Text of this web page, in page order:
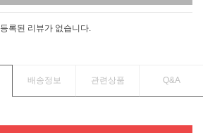
등록된 리뷰가 없습니다.
배송정보 관련상품 Q&A